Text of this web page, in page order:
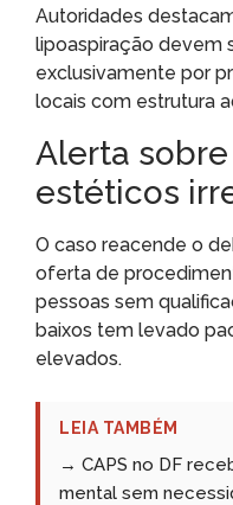
Autoridades
lipoaspiração devem
exclusivamente por
locais com estrutura
Alerta
estéticos
O caso reacende o
oferta de
pessoas sem
baixos tem levado
elevados.
LEIA TAMBÉM
→ CAPS no DF
mental sem